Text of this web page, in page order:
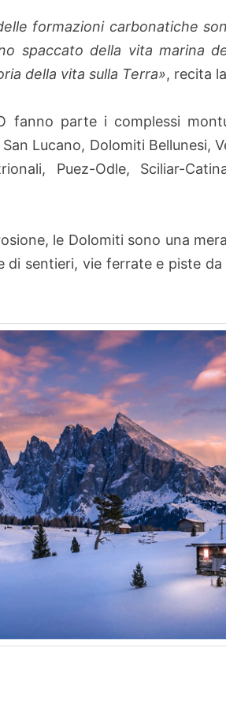
formazioni carbonatiche
spaccato della vita marina
della vita sulla Terra», recita
fanno parte i complessi
Lucano, Dolomiti Bellunesi,
Puez-Odle, Sciliar-
le Dolomiti sono una
sentieri, vie ferrate e piste